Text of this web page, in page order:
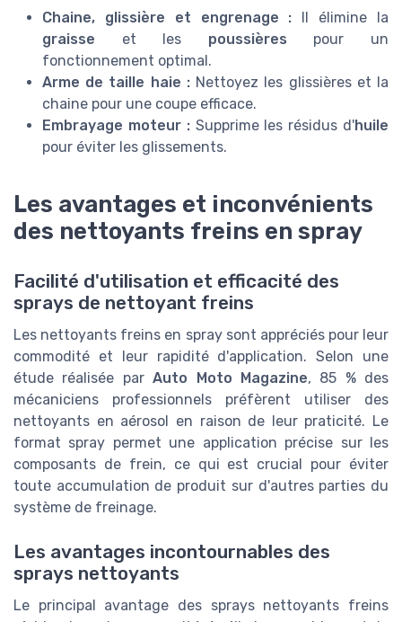
Chaine, glissière et engrenage : Il élimine la
graisse et les poussières pour un
fonctionnement optimal.
Arme de taille haie :Nettoyez les glissières et la
chaine pour une coupe efficace.
Embrayage moteur :Supprime les résidus d'huile
pour éviter les glissements.
Les avantages et inconvénients
des nettoyants freins en spray
Facilité d'utilisation et efficacité des
sprays de nettoyant freins
Les nettoyants freins en spray sont appréciés pour leur
commodité et leur rapidité d'application. Selon une
étude réalisée parAuto Moto Magazine, 85 % des
mécaniciens professionnels préfèrent utiliser des
nettoyants en aérosol en raison de leur praticité. Le
format spray permet une application précise sur les
composants de frein, ce qui est crucial pour éviter
toute accumulation de produit sur d'autres parties du
système de freinage.
Les avantages incontournables des
sprays nettoyants
Le principal avantage des sprays nettoyants freins